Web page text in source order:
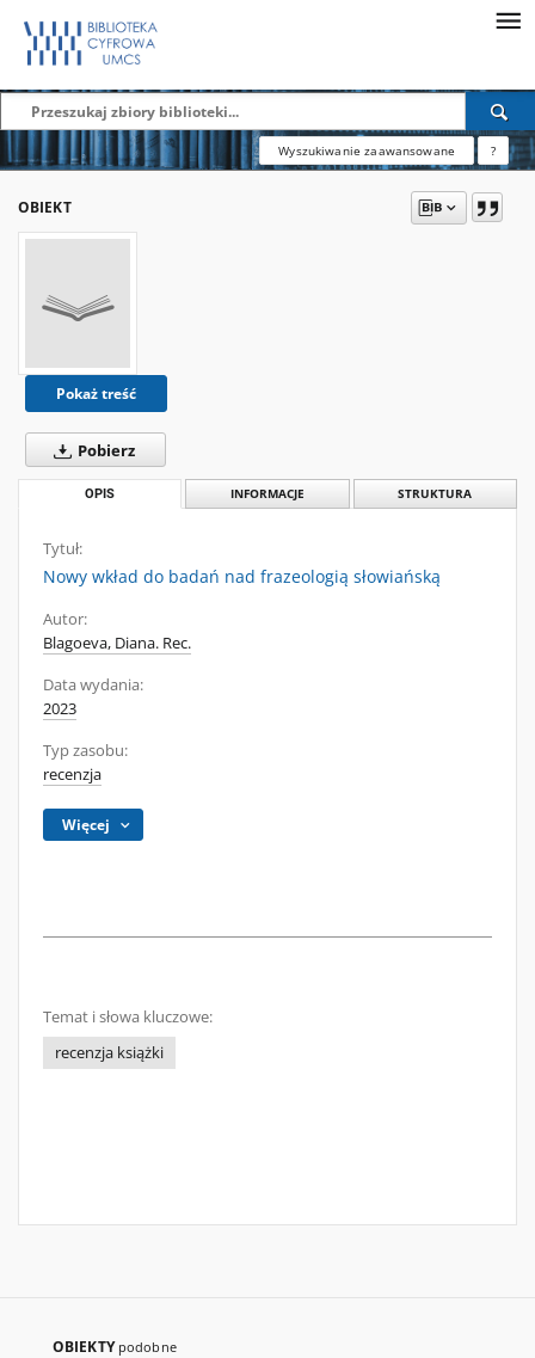
Wyszukiwanie zaawansowane ?
OBIEKT
Pokaż treść
Pobierz
OPIS INFORMACJE STRUKTURA
Tytuł:
Nowy wkład do badań nad frazeologią słowiańską
Autor:
Blagoeva, Diana. Rec.
Data wydania:
2023
Typ zasobu:
recenzja
Więcej
Temat i słowa kluczowe:
recenzja książki
OBIEKTY podobne